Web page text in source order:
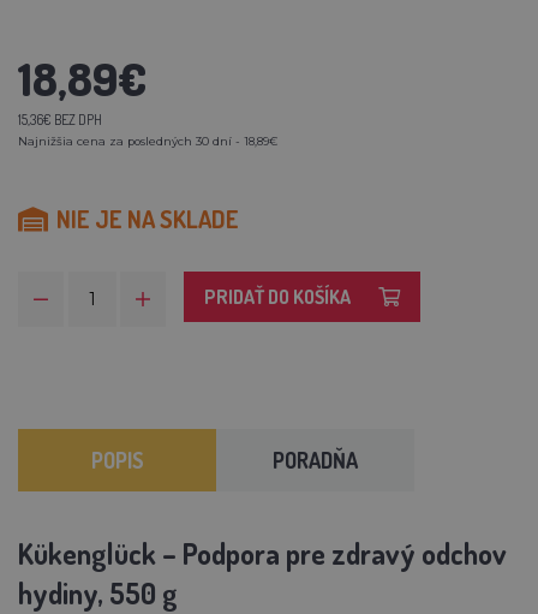
18,89€
15,36€ BEZ DPH
Najnižšia cena za posledných 30 dní - 18,89€
NIE JE NA SKLADE
PRIDAŤ DO KOŠÍKA
POPIS PORADŇA
Kükenglück – Podpora pre zdravý odchov
hydiny, 550 g